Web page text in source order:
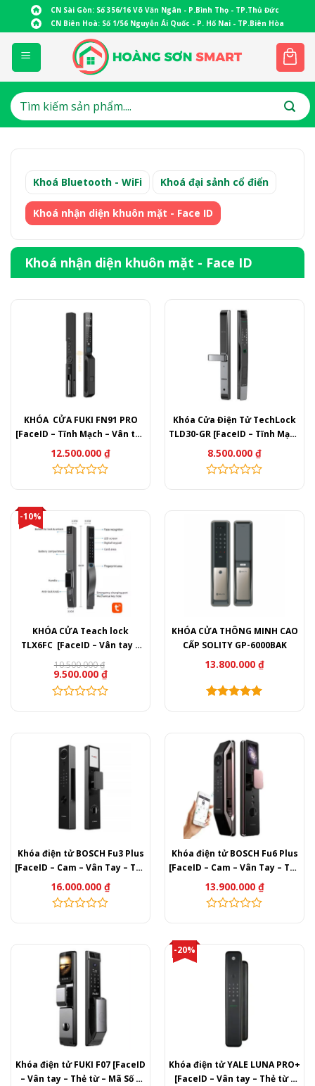
content
CN Sài Gòn: Số 356/16 Võ Văn Ngân - P.Bình Thọ - TP.Thủ Đức
CN Biên Hoà: Số 1/56 Nguyễn Ái Quốc - P. Hố Nai - TP.Biên Hòa
Tìm
kiếm:
Khoá Bluetooth - WiFi Khoá đại sảnh cổ điển
Khoá nhận diện khuôn mặt - Face ID
Khoá nhận diện khuôn mặt - Face ID
KHÓA CỬA FUKI FN91 PRO
[FaceID – Tĩnh Mạch – Vân tay
– Thẻ từ – Mã Số – APP]
12.500.000 ₫
Khóa Cửa Điện Tử TechLock
TLD30-GR [FaceID – Tĩnh Mạch
– Vân tay – Thẻ từ – Mã Số –
APP] Nhôm Xingfa
8.500.000 ₫
-10%
KHÓA CỬA Teach lock
TLX6FC [FaceID – Vân tay –
Thẻ từ – Mã Số – APP]
10.500.000₫
Giá
gốc
là:
10.500.000 ₫.
9.500.000 ₫
Giá
hiện
tại
là:
KHÓA CỬA THÔNG MINH CAO
CẤP SOLITY GP-6000BAK
13.800.000 ₫
Khóa điện tử BOSCH Fu3 Plus
[FaceID – Cam – Vân Tay – Thẻ
từ – Mã Số – APP]
16.000.000 ₫
Khóa điện tử BOSCH Fu6 Plus
[FaceID – Cam – Vân Tay – Thẻ
từ – Mã Số – APP]
13.900.000 ₫
Khóa điện tử FUKI F07 [FaceID
– Vân tay – Thẻ từ – Mã Số –
-20%
Khóa điện tử YALE LUNA PRO+
[FaceID – Vân tay – Thẻ từ –